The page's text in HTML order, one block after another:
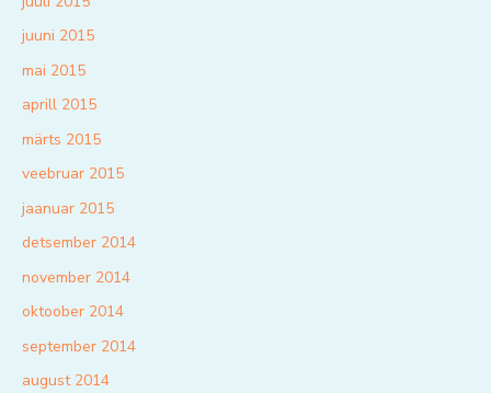
juuni 2015
mai 2015
aprill 2015
märts 2015
veebruar 2015
jaanuar 2015
detsember 2014
november 2014
oktoober 2014
september 2014
august 2014